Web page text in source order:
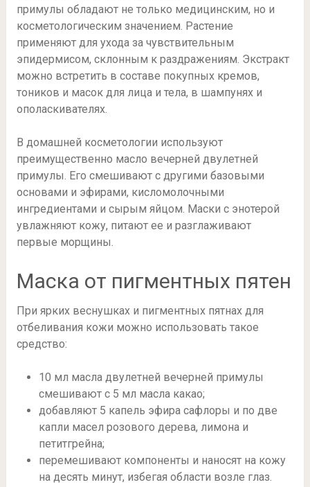
примулы обладают не только медицинским, но и
косметологическим значением. Растение
применяют для ухода за чувствительным
эпидермисом, склонным к раздражениям. Экстракт
можно встретить в составе покупных кремов,
тоников и масок для лица и тела, в шампунях и
ополаскивателях.
В домашней косметологии используют
преимущественно масло вечерней двулетней
примулы. Его смешивают с другими базовыми
основами и эфирами, кисломолочными
ингредиентами и сырым яйцом. Маски с энотерой
увлажняют кожу, питают ее и разглаживают
первые морщины.
Маска от пигментных пятен
При ярких веснушках и пигментных пятнах для
отбеливания кожи можно использовать такое
средство:
10 мл масла двулетней вечерней примулы
смешивают с 5 мл масла какао;
добавляют 5 капель эфира сафлоры и по две
капли масел розового дерева, лимона и
петитгрейна;
перемешивают компоненты и наносят на кожу
на десять минут, избегая области возле глаз.